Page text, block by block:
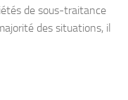
de sous-traitance
des situations, il